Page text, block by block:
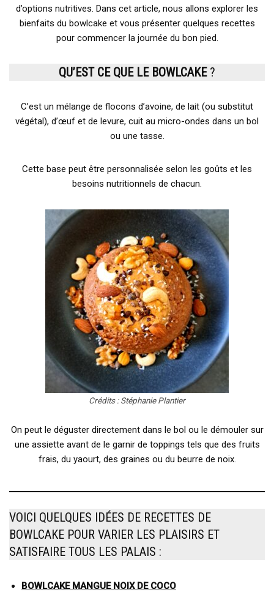
d’options nutritives. Dans cet article, nous allons explorer les
bienfaits du bowlcake et vous présenter quelques recettes
pour commencer la journée du bon pied.
QU’EST CE QUE LE BOWLCAKE?
C’est un mélange de flocons d’avoine, de lait (ou substitut
végétal), d’œuf et de levure, cuit au micro-ondes dans un bol
ou une tasse.
Cette base peut être personnalisée selon les goûts et les
besoins nutritionnels de chacun.
Crédits : Stéphanie Plantier
On peut le déguster directement dans le bol ou le démouler sur
une assiette avant de le garnir de toppings tels que des fruits
frais, du yaourt, des graines ou du beurre de noix.
VOICI QUELQUES IDÉES DE RECETTES DE
BOWLCAKE POUR VARIER LES PLAISIRS ET
SATISFAIRE TOUS LES PALAIS :
BOWLCAKE MANGUE NOIX DE COCO